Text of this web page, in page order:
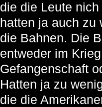
die die Leute
hatten ja auch zu
die Bahnen. Die
entweder im
Gefangenschaft
Hatten ja zu
die die